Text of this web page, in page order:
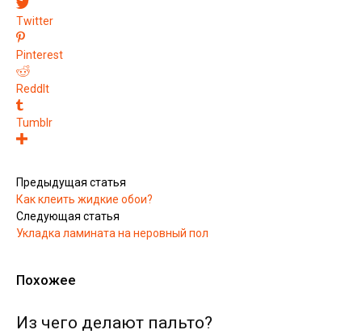
Twitter
Pinterest
ReddIt
Tumblr
Предыдущая статья
Как клеить жидкие обои?
Следующая статья
Укладка ламината на неровный пол
Похожее
Из чего делают пальто?